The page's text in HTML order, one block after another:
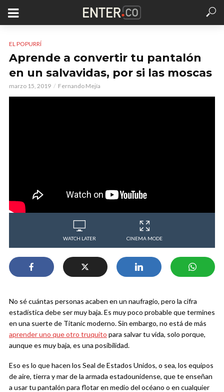
EL POPURRÍ
Aprende a convertir tu pantalón
en un salvavidas, por si las moscas
marzo 15, 2019 Fernando Mejía
WATCH LATER CINEMA MODE
No sé cuántas personas acaben en un naufragio, pero la cifra
estadística debe ser muy baja. Es muy poco probable que termines
en una suerte de Titanic moderno. Sin embargo, no está de más
aprender uno que otro truquito para salvar tu vida, solo porque,
aunque es muy baja, es una posibilidad.
Eso es lo que hacen los Seal de Estados Unidos, o sea, los equipos
de aire, tierra y mar de la armada estadounidense, que te enseñan
a usar tu pantalón para flotar en medio del océano o en cualquier